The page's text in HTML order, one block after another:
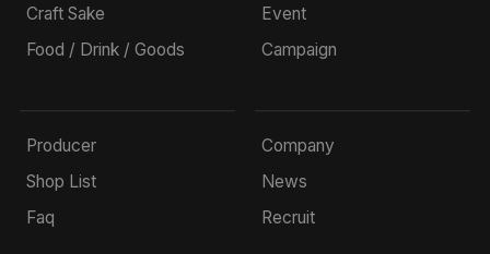
Craft Sake
Food / Drink / Goods
Event
Campaign
Producer
Shop List
Faq
Company
News
Recruit